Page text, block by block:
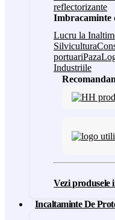
reflectorizante
Imbracaminte
Lucru la
Silvicultura
portuariPaza
Industriile
Vezi produsele
Incaltaminte De